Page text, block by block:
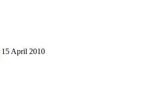
15 April 2010